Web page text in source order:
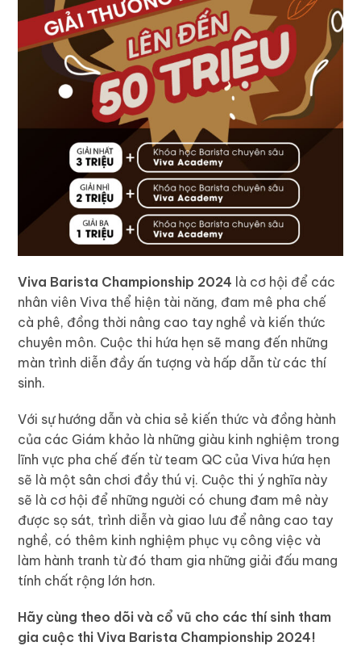
Viva Barista Championship 2024 là cơ hội để các
nhân viên Viva thể hiện tài năng, đam mê pha chế
cà phê, đồng thời nâng cao tay nghề và kiến thức
chuyên môn. Cuộc thi hứa hẹn sẽ mang đến những
màn trình diễn đầy ấn tượng và hấp dẫn từ các thí
sinh.
Với sự hướng dẫn và chia sẻ kiến thức và đồng hành
của các Giám khảo là những giàu kinh nghiệm trong
lĩnh vực pha chế đến từ team QC của Viva hứa hẹn
sẽ là một sân chơi đầy thú vị. Cuộc thi ý nghĩa này
sẽ là cơ hội để những người có chung đam mê này
được sọ sát, trình diễn và giao lưu để nâng cao tay
nghề, có thêm kinh nghiệm phục vụ công việc và
làm hành tranh từ đó tham gia những giải đấu mang
tính chất rộng lớn hơn.
Hãy cùng theo dõi và cổ vũ cho các thí sinh tham
gia cuộc thi Viva Barista Championship 2024!